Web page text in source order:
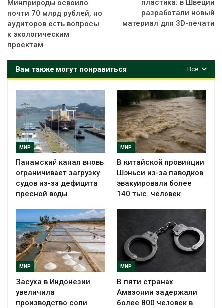
Минприроды освоило
почти 70 млрд рублей, но
аудиторов есть вопросы
к экологическим
проектам
пластика: в Швеции
разработали новый
материал для 3D-печати
Все
Вам также могут понравиться
МИР
Панамский канал вновь
ограничивает загрузку
судов из-за дефицита
пресной воды
МИР
В китайской провинции
Шэньси из-за паводков
эвакуировали более
140 тыс. человек
МИР
Засуха в Индонезии
увеличила
производство соли
МИР
В пяти странах
Амазонии задержали
более 800 человек в